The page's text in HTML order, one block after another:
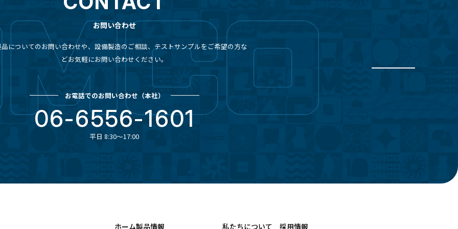
お問い合わせ
についてのお問い合わせや、設備製造のご相談、テストサンプルをご希望の方な
どお気軽にお問い合わせください。
お電話でのお問い合わせ （本社）
06-6556-1601
平日 8:30～17:00
ホーム製品情報 私たちについて 採用情報